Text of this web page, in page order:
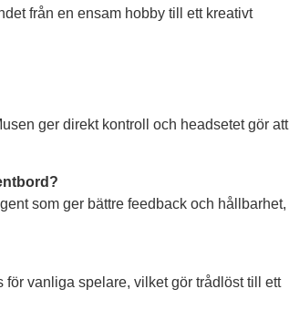
från en ensam hobby till ett kreativt
ger direkt kontroll och headsetet gör att
som ger bättre feedback och hållbarhet,
vanliga spelare, vilket gör trådlöst till ett